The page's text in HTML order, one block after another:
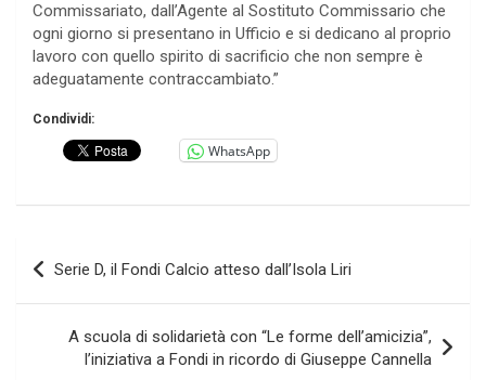
Commissariato, dall’Agente al Sostituto Commissario che
ogni giorno si presentano in Ufficio e si dedicano al proprio
lavoro con quello spirito di sacrificio che non sempre è
adeguatamente contraccambiato.”
Condividi:
WhatsApp
Navigazione
articoli
Serie D, il Fondi Calcio atteso dall’Isola Liri
A scuola di solidarietà con “Le forme dell’amicizia”,
l’iniziativa a Fondi in ricordo di Giuseppe Cannella